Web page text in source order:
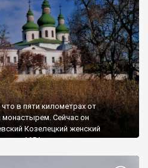
в пяти километрах от
Сейчас он
Козелецкий женский
в 1654 году, но настоящее ее